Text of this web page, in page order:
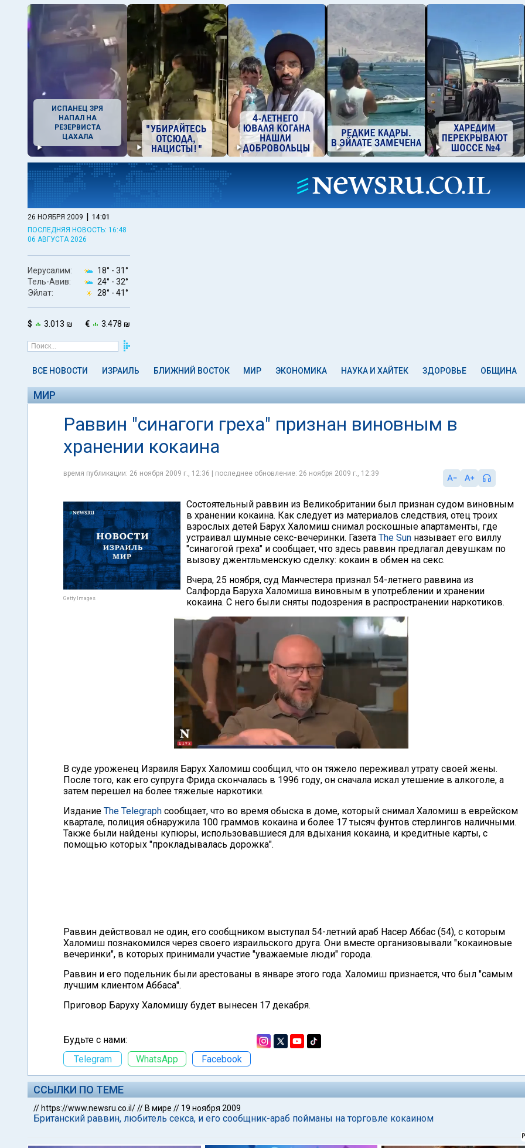
ИСПАНЕЦ ЗРЯ
НАПАЛ НА
РЕЗЕРВИСТА
ЦАХАЛА
26 НОЯБРЯ 2009 | 14:01
ПОСЛЕДНЯЯ НОВОСТЬ: 16:48
06 АВГУСТА 2026
Иерусалим: 18° - 31°
Тель-Авив:
24° - 32°
Эйлат:
28° - 41°
$ 3.013 ₪ € 3.478 ₪
ВСЕ НОВОСТИ ИЗРАИЛЬ БЛИЖНИЙ ВОСТОК МИР ЭКОНОМИКА НАУКА И ХАЙТЕК ЗДОРОВЬЕ ОБЩИНА
МИР
Раввин "синагоги греха" признан виновным в
хранении кокаина
время публикации: 26 ноября 2009 г., 12:36 | последнее обновление: 26 ноября 2009 г., 12:39
Getty Images
Состоятельный раввин из Великобритании был признан судом виновным
в хранении кокаина. Как следует из материалов следствия, отец троих
взрослых детей Барух Халомиш снимал роскошные апартаменты, где
устраивал шумные секс-вечеринки. Газета The Sun называет его виллу
"синагогой греха" и сообщает, что здесь раввин предлагал девушкам по
вызову джентльменскую сделку: кокаин в обмен на секс.
Вчера, 25 ноября, суд Манчестера признал 54-летнего раввина из
Салфорда Баруха Халомиша виновным в употреблении и хранении
кокаина. С него были сняты подозрения в распространении наркотиков.
В суде уроженец Израиля Барух Халомиш сообщил, что он тяжело переживал утрату своей жены.
После того, как его супруга Фрида скончалась в 1996 году, он сначала искал утешение в алкоголе, а
затем перешел на более тяжелые наркотики.
Издание The Telegraph сообщает, что во время обыска в доме, который снимал Халомиш в еврейском
квартале, полиция обнаружила 100 граммов кокаина и более 17 тысяч фунтов стерлингов наличными.
Также были найдены купюры, использовавшиеся для вдыхания кокаина, и кредитные карты, с
помощью которых "прокладывалась дорожка".
Раввин действовал не один, его сообщником выступал 54-летний араб Насер Аббас (54), с которым
Халомиш познакомился через своего израильского друга. Они вместе организовывали "кокаиновые
вечеринки", в которых принимали участие "уважаемые люди" города.
Раввин и его подельник были арестованы в январе этого года. Халомиш признается, что был "самым
лучшим клиентом Аббаса".
Приговор Баруху Халомишу будет вынесен 17 декабря.
Будьте с нами:
Telegram
WhatsApp Facebook
ССЫЛКИ ПО ТЕМЕ
// https://www.newsru.co.il/// В мире // 19 ноября 2009
Британский раввин, любитель секса, и его сообщник-араб пойманы на торговле кокаином